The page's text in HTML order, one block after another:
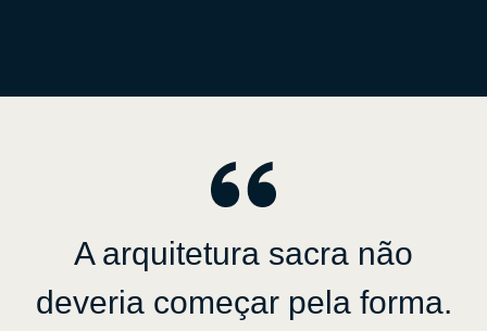
A arquitetura sacra não
deveria começar pela forma.